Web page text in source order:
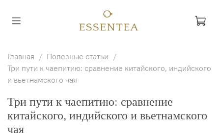
Главная
Полезные статьи
Три пути к чаепитию: сравнение китайского, индийского
и вьетнамского чая
Три пути к чаепитию: сравнение
китайского, индийского и вьетнамского
чая